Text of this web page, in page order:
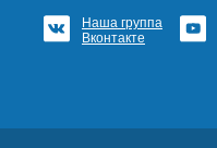
Наша группа
Вконтакте